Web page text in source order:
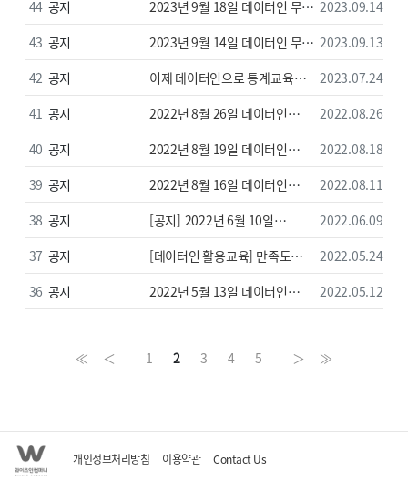
교육 강의자료
44 공지
2023년 9월 18일 데이터인 무료
교육 강의자료
2023.09.14
43 공지
2023년 9월 14일 데이터인 무료
교육 강의자료
2023.09.13
42 공지
이제 데이터인으로 통계교육
하세요! (교재무료신청 이벤트)
2023.07.24
41 공지
2022년 8월 26일 데이터인
이용자교육 강의자료&데이터
안내
2022.08.26
40 공지
2022년 8월 19일 데이터인
이용자교육 강의자료&데이터
안내
2022.08.18
39 공지
2022년 8월 16일 데이터인
이용자교육 강의자료&데이터
안내
2022.08.11
38 공지
[공지] 2022년 6월 10일
데이터인 이용자교육 강의자료&
데이터 안내
2022.06.09
37 공지
[데이터인 활용교육] 만족도
하루만에 완성하기
2022.05.24
36 공지
2022년 5월 13일 데이터인
안내
2022.05.12
≪ ＜ 1 2 3 4 5 ＞ ≫
개인정보처리방침 이용약관 Contact Us